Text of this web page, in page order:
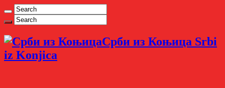
Срби из Коњица Srbi
iz Konjica